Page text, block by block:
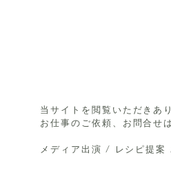
当サイトを閲覧いただきあ
お仕事のご依頼、お問合せ
メディア出演 / レシピ提